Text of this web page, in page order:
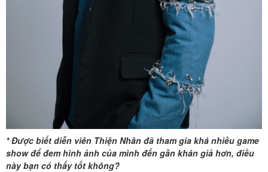
* Được biết diễn viên Thiện Nhân đã tham gia khá nhiều game
show để đem hình ảnh của mình đến gần khán giả hơn, điều
này bạn có thấy tốt không?